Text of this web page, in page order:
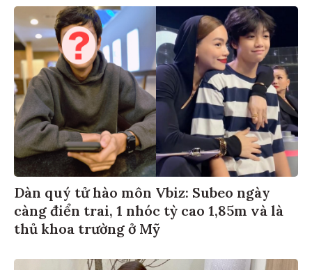
Dàn quý tử hào môn Vbiz: Subeo ngày
càng điển trai, 1 nhóc tỳ cao 1,85m và là
thủ khoa trường ở Mỹ